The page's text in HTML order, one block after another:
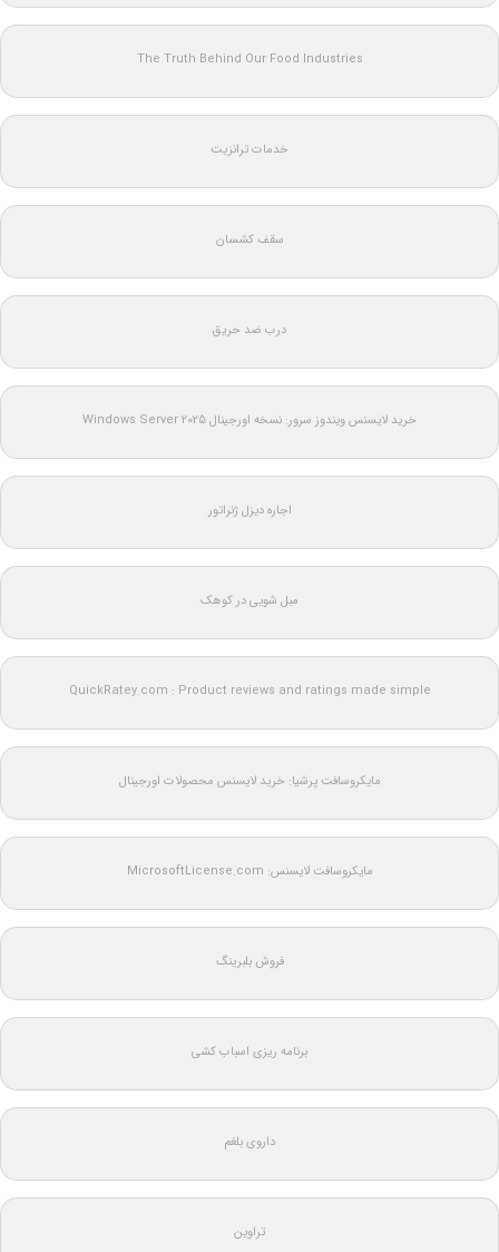
The Truth Behind Our Food Industries
خدمات ترانزیت
سقف کشسان
درب ضد حریق
خرید لایسنس ویندوز سرور: نسخه اورجینال Windows Server 2025
اجاره دیزل ژنراتور
مبل شویی در کوهک
QuickRatey.com : Product reviews and ratings made simple
مایکروسافت پرشیا: خرید لایسنس محصولات اورجینال
مایکروسافت لایسنس: MicrosoftLicense.com
فروش بلبرینگ
برنامه ریزی اسباب کشی
داروی بلغم
تراوین